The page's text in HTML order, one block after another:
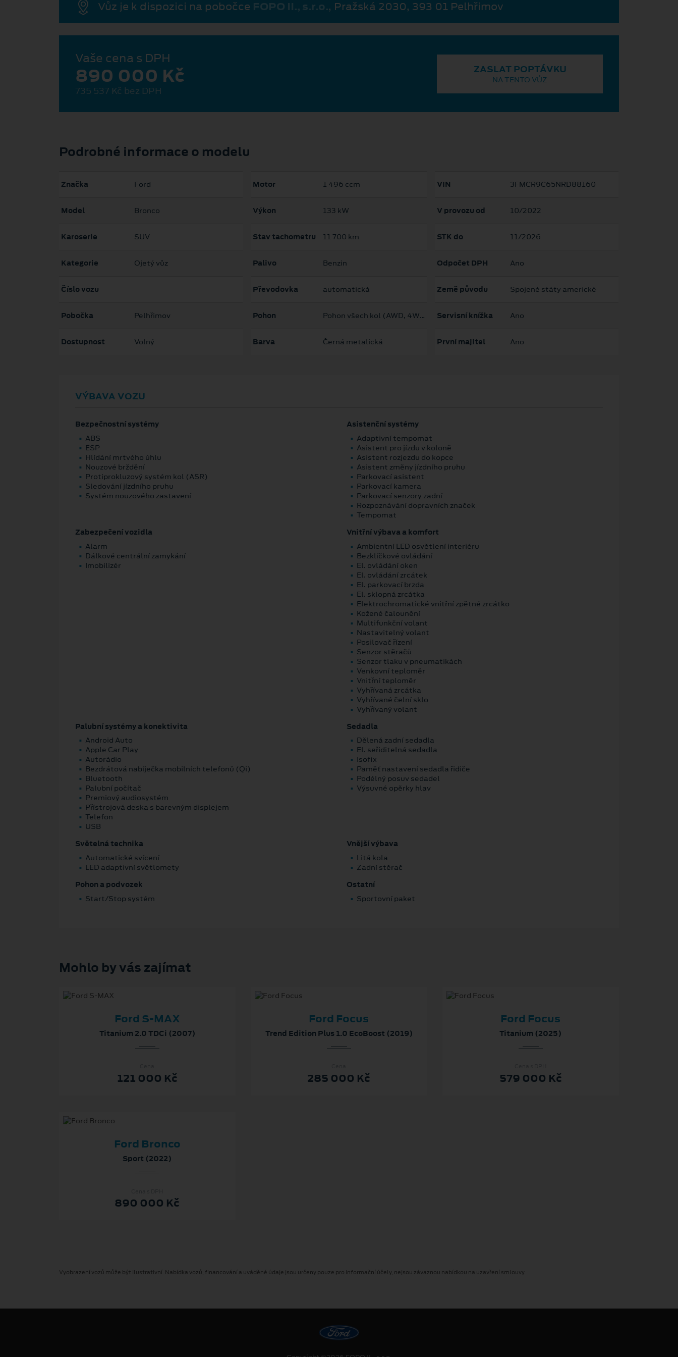
Vůz je k dispozici na pobočce FOPO II., s.r.o., Pražská 2030, 393 01 Pelhřimov
Vaše cena s DPH
890 000 Kč
735 537 Kč bez DPH
ZASLAT POPTÁVKU
NA TENTO VŮZ
Podrobné informace o modelu
Značka Ford
Model Bronco
Karoserie SUV
Kategorie Ojetý vůz
Číslo vozu
Pobočka Pelhřimov
Dostupnost Volný
Motor 1 496 ccm
Výkon 133 kW
Stav tachometru 11 700 km
Palivo Benzin
Převodovka automatická
Pohon Pohon všech kol (AWD, 4WD)
Barva Černá metalická
VIN 3FMCR9C65NRD88160
V provozu od 10/2022
STK do 11/2026
Odpočet DPH Ano
Země původu Spojené státy americké
Servisní knížka Ano
První majitel Ano
VÝBAVA VOZU
Bezpečnostní systémy
ABS
ESP
Hlídání mrtvého úhlu
Nouzové brždění
Protiprokluzový systém kol (ASR)
Sledování jízdního pruhu
Systém nouzového zastavení
Asistenční systémy
Adaptivní tempomat
Asistent pro jízdu v koloně
Asistent rozjezdu do kopce
Asistent změny jízdního pruhu
Parkovací asistent
Parkovací kamera
Parkovací senzory zadní
Rozpoznávání dopravních značek
Tempomat
Zabezpečení vozidla
Alarm
Dálkové centrální zamykání
Imobilizér
Vnitřní výbava a komfort
Ambientní LED osvětlení interiéru
Bezklíčkové ovládání
El. ovládání oken
El. ovládání zrcátek
El. parkovací brzda
El. sklopná zrcátka
Elektrochromatické vnitřní zpětné zrcátko
Kožené čalounění
Multifunkční volant
Nastavitelný volant
Posilovač řízení
Senzor stěračů
Senzor tlaku v pneumatikách
Venkovní teploměr
Vnitřní teploměr
Vyhřívaná zrcátka
Vyhřívané čelní sklo
Vyhřívaný volant
Palubní systémy a konektivita
Android Auto
Apple Car Play
Autorádio
Bezdrátová nabíječka mobilních telefonů (Qi)
Bluetooth
Palubní počítač
Premiový audiosystém
Přístrojová deska s barevným displejem
Telefon
USB
Sedadla
Dělená zadní sedadla
El. seřiditelná sedadla
Isofix
Paměť nastavení sedadla řidiče
Podélný posuv sedadel
Výsuvné opěrky hlav
Světelná technika
Automatické svícení
LED adaptivní světlomety
Vnější výbava
Litá kola
Zadní stěrač
Pohon a podvozek
Start/Stop systém
Ostatní
Sportovní paket
Mohlo by vás zajímat
Ford S-MAX
Titanium 2.0 TDCi (2007)
121 000 Kč
Ford Focus
Trend Edition Plus 1.0 EcoBoost (2019)
285 000 Kč
Ford Focus
Titanium (2025)
579 000 Kč
Ford Bronco
Sport (2022)
890 000 Kč
Vyobrazení vozů může být ilustrativní. Nabídka vozů, financování a uváděné údaje jsou určeny pouze pro informační účely, nejsou závaznou nabídkou na uzavření smlouvy.